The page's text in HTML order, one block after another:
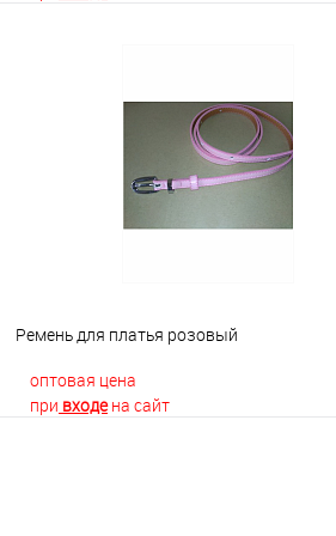
К сравнению
В наличии
Ремень для платья розовый
оптовая цена
при входена сайт